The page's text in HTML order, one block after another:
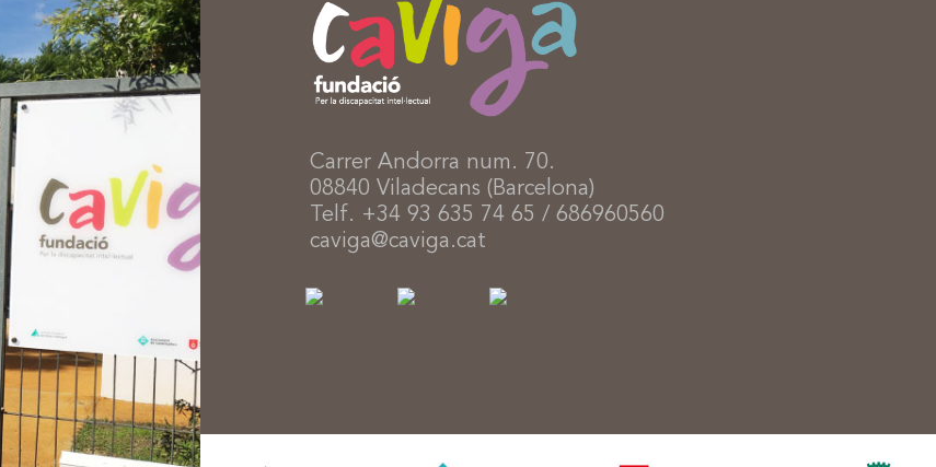
Carrer Andorra num. 70.
08840 Viladecans (Barcelona)
Telf. +34 93 635 74 65 / 686960560
caviga@caviga.cat